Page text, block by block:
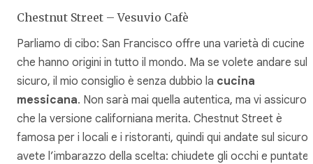
Chestnut Street – Vesuvio Cafè
Parliamo di cibo: San Francisco offre una varietà di cucine
che hanno origini in tutto il mondo. Ma se volete andare sul
sicuro, il mio consiglio è senza dubbio la cucina
messicana. Non sarà mai quella autentica, ma vi assicuro
che la versione californiana merita. Chestnut Street è
famosa per i locali e i ristoranti, quindi qui andate sul sicuro
avete l’imbarazzo della scelta: chiudete gli occhi e puntate